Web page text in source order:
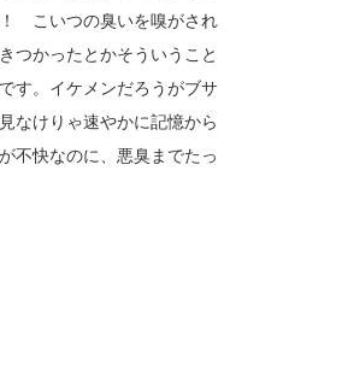
こいつの臭いを嗅がされ
つかったとかそういうこと
す。イケメンだろうがブサ
なけりゃ速やかに記憶から
不快なのに、悪臭までたっ